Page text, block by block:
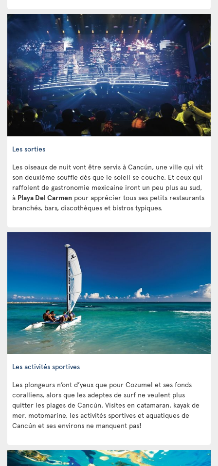
Les sorties
Les oiseaux de nuit vont être servis à Cancún, une ville qui vit
son deuxième souffle dès que le soleil se couche. Et ceux qui
raffolent de gastronomie mexicaine iront un peu plus au sud,
à Playa Del Carmen pour apprécier tous ses petits restaurants
branchés, bars, discothèques et bistros typiques.
Les activités sportives
Les plongeurs n’ont d’yeux que pour Cozumel et ses fonds
coralliens, alors que les adeptes de surf ne veulent plus
quitter les plages de Cancún. Visites en catamaran, kayak de
mer, motomarine, les activités sportives et aquatiques de
Cancún et ses environs ne manquent pas!